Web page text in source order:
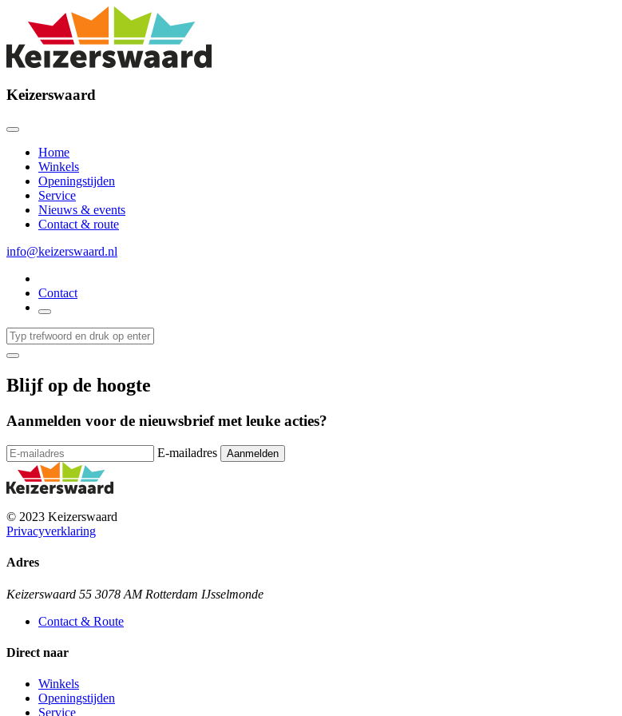
Keizerswaard
Home
Winkels
Openingstijden
Service
Nieuws & events
Contact & route
info@keizerswaard.nl
Contact
Blijf op de hoogte
Aanmelden voor de nieuwsbrief met leuke acties?
E-mailadres
© 2023 Keizerswaard
Privacyverklaring
Adres
Keizerswaard 55 3078 AM Rotterdam IJsselmonde
Contact & Route
Direct naar
Winkels
Openingstijden
Service